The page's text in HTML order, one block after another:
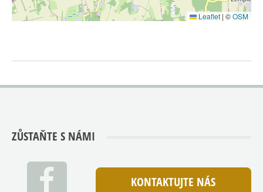
Leaflet | ©OSM
ZŮSTAŇTE S NÁMI
KONTAKTUJTE NÁS